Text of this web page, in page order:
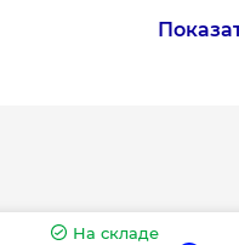
На складе